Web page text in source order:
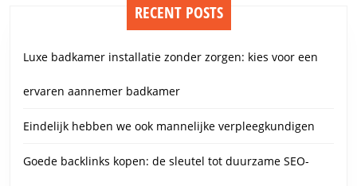
RECENT POSTS
Luxe badkamer installatie zonder zorgen: kies voor een
ervaren aannemer badkamer
Eindelijk hebben we ook mannelijke verpleegkundigen
Goede backlinks kopen: de sleutel tot duurzame SEO-